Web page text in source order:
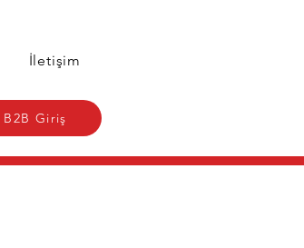
İletişim
B2B Giriş